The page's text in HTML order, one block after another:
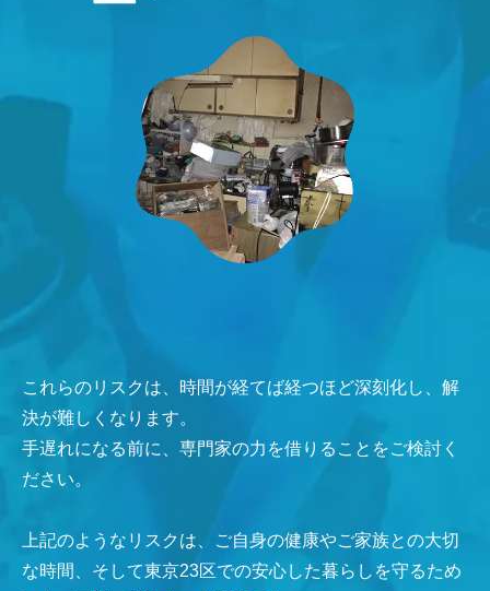
これらのリスクは、時間が経てば経つほど深刻化し、解
決が難しくなります。
手遅れになる前に、専門家の力を借りることをご検討く
ださい。
上記のようなリスクは、ご自身の健康やご家族との大切
な時間、そして東京23区での安心した暮らしを守るため